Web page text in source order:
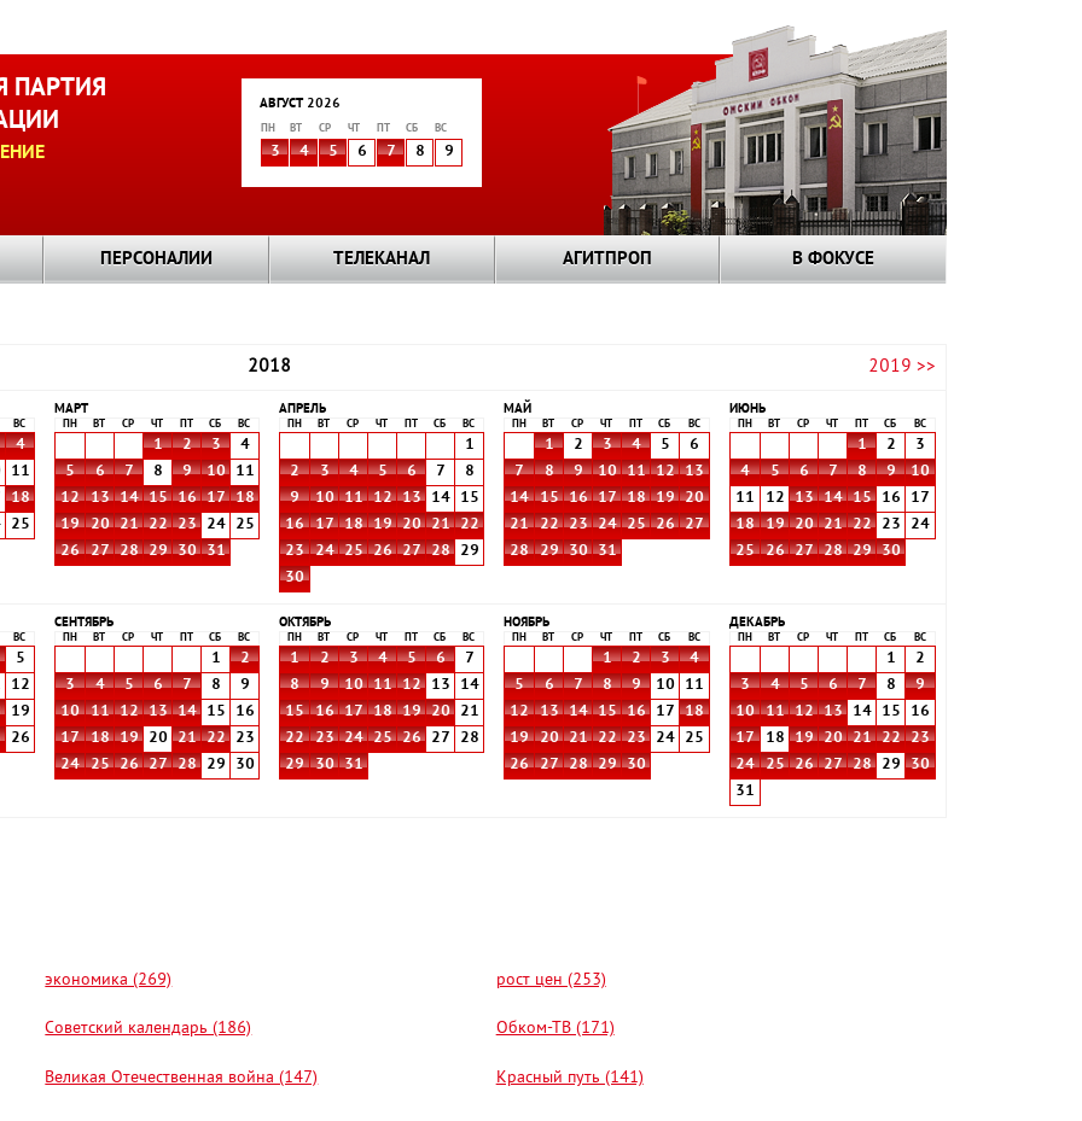
ПАРТИЯ
АВГУСТ 2026
ПН ВТ СР ЧТ СБ ВС
3 4 5 6 7 8 9
ПЕРСОНАЛИИ ТЕЛЕКАНАЛ АГИТПРОП В ФОКУСЕ
2018 2019 >>
ВС
4
11
18
25
МАРТ
ПН ВТ СР ЧТ СБ ВС
1 2 3
4
5
6 7 8 9 10
11
12
13 14 15 16 17
18
19
20 21 22 23 24
25
26
27 28 29 30 31
АПРЕЛЬ
ПН ВТ СР ЧТ СБ ВС
1
2
3 4 5 6 7
8
9
10 11 12 13 14
15
16
17 18 19 20 21
22
23
24 25 26 27 28
29
30
МАЙ
ПН ВТ СР ЧТ СБ ВС
1 2 3 4 5
6
7
8 9 10 11 12
13
14
15 16 17 18 19
20
21
22 23 24 25 26
27
28
29 30 31
ИЮНЬ
ПН ВТ СР ЧТ СБ ВС
1 2
3
4
5 6 7 8 9
10
11
12 13 14 15 16
17
18
19 20 21 22 23
24
25
26 27 28 29 30
ВС
5
12
19
26
СЕНТЯБРЬ
ПН ВТ СР ЧТ СБ ВС
1
2
3
4 5 6 7 8
9
10
11 12 13 14 15
16
17
18 19 20 21 22
23
24
25 26 27 28 29 30
ОКТЯБРЬ
ПН ВТ СР ЧТ СБ ВС
1 2 3 4 5 6
7
8
9 10 11 12 13
14
15
16 17 18 19 20
21
22
23 24 25 26 27
28
29
30 31
НОЯБРЬ
ПН ВТ СР ЧТ СБ ВС
1 2 3
4
5
6 7 8 9 10
11
12
13 14 15 16 17
18
19
20 21 22 23 24
25
26
27 28 29 30
ДЕКАБРЬ
ПН ВТ СР ЧТ СБ ВС
1
2
3
4 5 6 7 8
9
10
11 12 13 14 15
16
17
18 19 20 21 22
23
24
25 26 27 28 29
30
31
экономика (269) рост цен (253)
Советский календарь (186) Обком-ТВ (171)
Великая Отечественная война (147) Красный путь (141)